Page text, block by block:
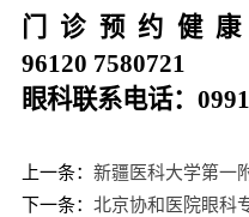
门诊预约健
96120 7580721
眼科联系电话：
上一条： 新疆医科大学第一
下一条： 北京协和医院眼科